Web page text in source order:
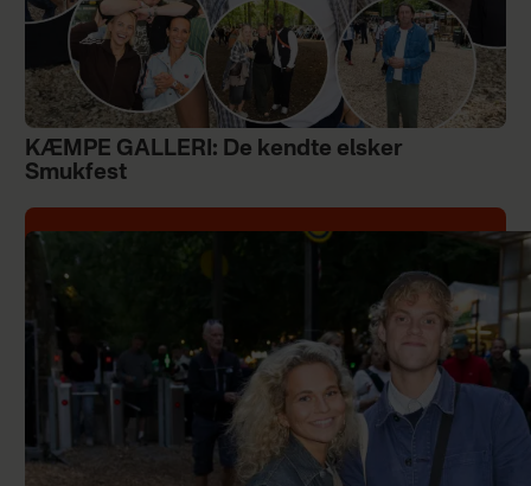
KÆMPE GALLERI: De kendte elsker
Smukfest